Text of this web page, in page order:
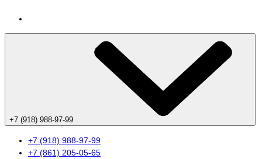
+7 (918) 988-97-99
+7 (918) 988-97-99
+7 (861) 205-05-65